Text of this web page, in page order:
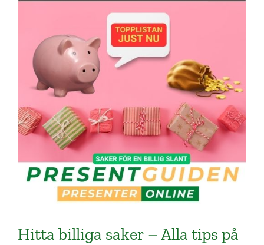
Hitta billiga saker – Alla tips på